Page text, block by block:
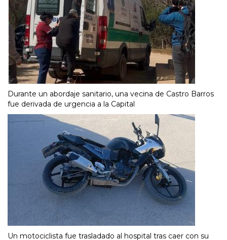
Durante un abordaje sanitario, una vecina de Castro Barros
fue derivada de urgencia a la Capital
Un motociclista fue trasladado al hospital tras caer con su